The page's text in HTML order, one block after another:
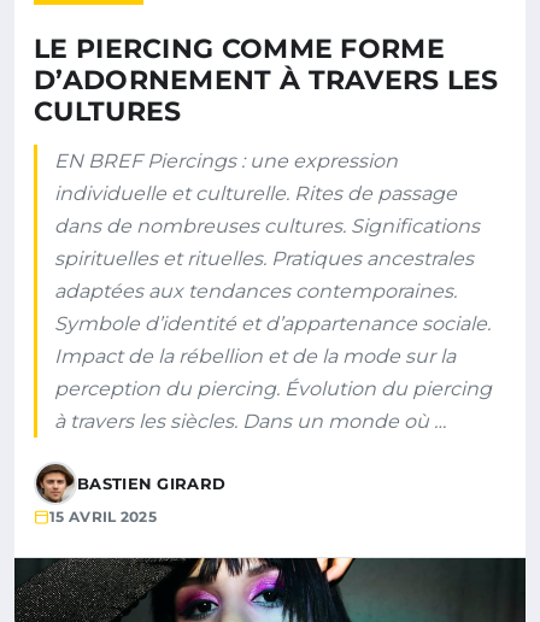
LE PIERCING COMME FORME
D’ADORNEMENT À TRAVERS LES
CULTURES
EN BREF Piercings : une expression
individuelle et culturelle. Rites de passage
dans de nombreuses cultures. Significations
spirituelles et rituelles. Pratiques ancestrales
adaptées aux tendances contemporaines.
Symbole d’identité et d’appartenance sociale.
Impact de la rébellion et de la mode sur la
perception du piercing. Évolution du piercing
à travers les siècles. Dans un monde où …
BASTIEN GIRARD
15 AVRIL 2025